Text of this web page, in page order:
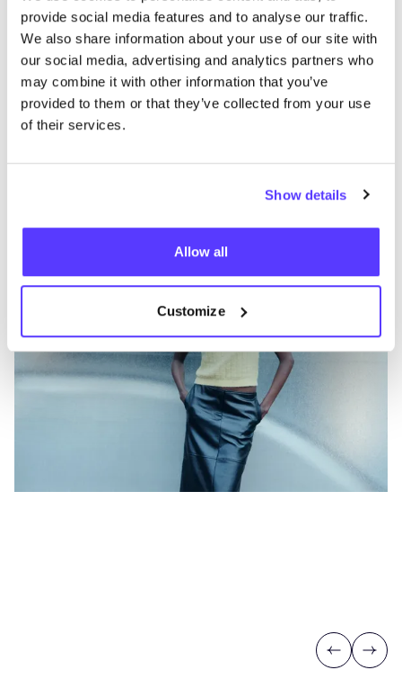
provide social media features and to analyse our traffic.
We also share information about your use of our site with
our social media, advertising and analytics partners who
may combine it with other information that you’ve
provided to them or that they’ve collected from your use
of their services.
Show details
Allow all
Customize
Otras marcas
Previous
Next